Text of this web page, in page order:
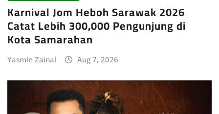
Karnival Jom Heboh Sarawak 2026
Catat Lebih 300,000 Pengunjung di
Kota Samarahan
Yasmin Zainal Aug 7, 2026